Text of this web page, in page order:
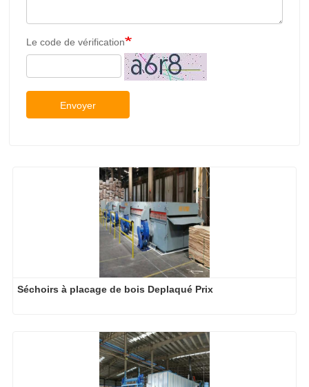
Le code de vérification
Envoyer
Séchoirs à placage de bois Deplaqué Prix